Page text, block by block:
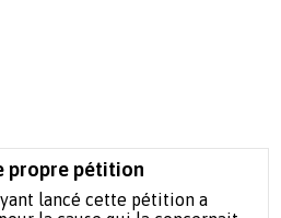
propre pétition
lancé cette pétition a